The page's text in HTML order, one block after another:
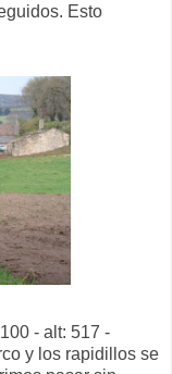
Esto
- alt: 517 -
y los rapidillos se